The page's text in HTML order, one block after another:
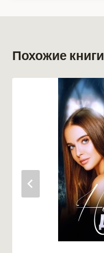
Похожие книги